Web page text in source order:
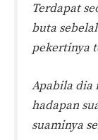
Terdapat
buta
pekertinya
Apabila dia
hadapan
suaminya